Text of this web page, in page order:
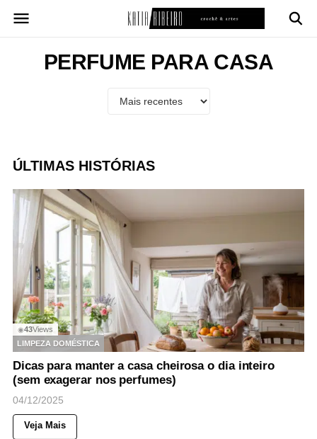
para
conteúdoPERFUME PARA CASA
ÚLTIMAS HISTÓRIAS
◉43Views
LIMPEZA DOMÉSTICA
Dicas para manter a casa cheirosa o dia inteiro
(sem exagerar nos perfumes)
04/12/2025
Veja Mais